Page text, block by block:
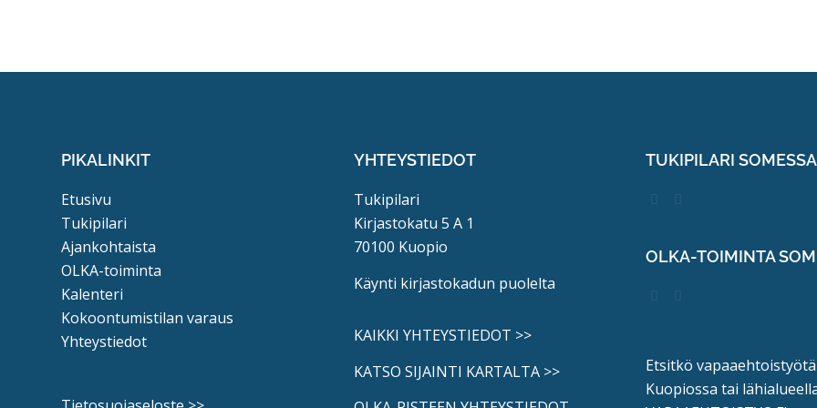
PIKALINKIT
Etusivu
Tukipilari
Ajankohtaista
OLKA-toiminta
Kalenteri
Kokoontumistilan varaus
Yhteystiedot
YHTEYSTIEDOT
Tukipilari
Kirjastokatu 5 A 1
70100 Kuopio
Käynti kirjastokadun puolelta
KAIKKI YHTEYSTIEDOT >>
KATSO SIJAINTI KARTALTA >>
TUKIPILARI SOMESSA
OLKA-TOIMINTA
Etsitkö vapaaehtoistyötä
Kuopiossa tai